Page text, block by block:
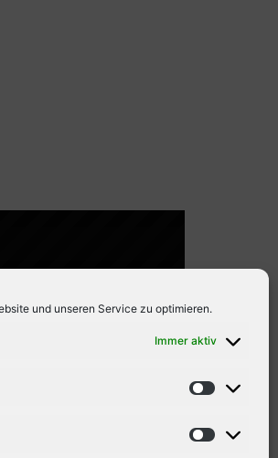
und unseren Service zu optimieren.
Immer aktiv
Möglichkeit, regelmäßig
dadurch die Chance,